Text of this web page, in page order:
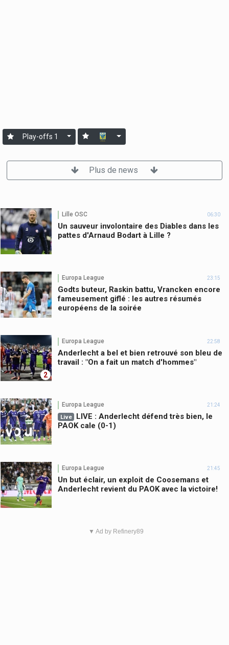
Play-offs 1
Plus de news
Lille OSC 06:30
Un sauveur involontaire des Diables dans les
pattes d'Arnaud Bodart à Lille ?
Europa League 23:15
Godts buteur, Raskin battu, Vrancken encore
fameusement giflé : les autres résumés
européens de la soirée
2
Europa League 22:58
Anderlecht a bel et bien retrouvé son bleu de
travail : "On a fait un match d'hommes"
Europa League 21:24
Live
LIVE : Anderlecht défend très bien, le
PAOK cale (0-1)
Europa League 21:45
Un but éclair, un exploit de Coosemans et
Anderlecht revient du PAOK avec la victoire!
▼ Ad by Refinery89